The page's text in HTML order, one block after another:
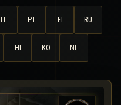
IT PT FI RU
HI KO NL